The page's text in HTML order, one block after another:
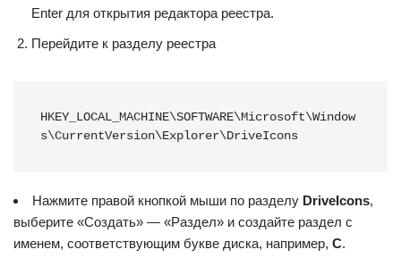
Enter для открытия редактора реестра.
Перейдите к разделу реестра
HKEY_LOCAL_MACHINE\SOFTWARE\Microsoft\Window
s\CurrentVersion\Explorer\DriveIcons
Нажмите правой кнопкой мыши по разделу DriveIcons,
выберите «Создать» — «Раздел» и создайте раздел с
именем, соответствующим букве диска, например, C.